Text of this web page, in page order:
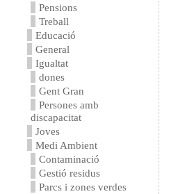
Pensions
Treball
Educació
General
Igualtat
dones
Gent Gran
Persones amb
discapacitat
Joves
Medi Ambient
Contaminació
Gestió residus
Parcs i zones verdes